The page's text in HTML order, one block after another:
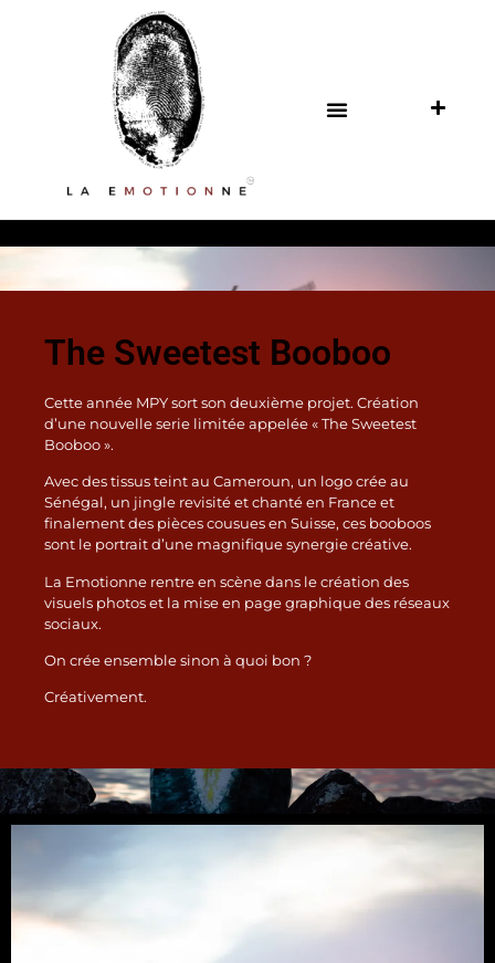
The Sweetest Booboo
Cette année MPY sort son deuxième projet. Création
d’une nouvelle serie limitée appelée « The Sweetest
Booboo ».
Avec des tissus teint au Cameroun, un logo crée au
Sénégal, un jingle revisité et chanté en France et
finalement des pièces cousues en Suisse, ces booboos
sont le portrait d’une magnifique synergie créative.
La Emotionne rentre en scène dans le création des
visuels photos et la mise en page graphique des réseaux
sociaux.
On crée ensemble sinon à quoi bon ?
Créativement.